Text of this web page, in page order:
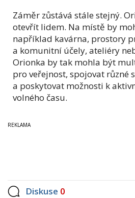
Záměr zůstává stále stejný.
otevřít lidem. Na místě by
například kavárna, prostory
a komunitní účely, ateliéry
Orionka by tak mohla být
pro veřejnost, spojovat různé
a poskytovat možnosti k
volného času.
Diskuse 0